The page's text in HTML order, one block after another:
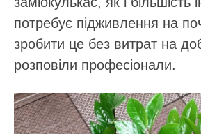
потребує підживлення на
зробити це без витрат на
розповіли професіонали.